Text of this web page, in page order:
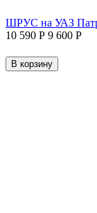
ШРУС на УАЗ
10 590 Р 9 600 Р
В корзину